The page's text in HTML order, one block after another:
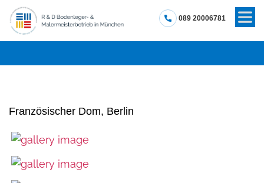
089 20006781
Französischer Dom, Berlin